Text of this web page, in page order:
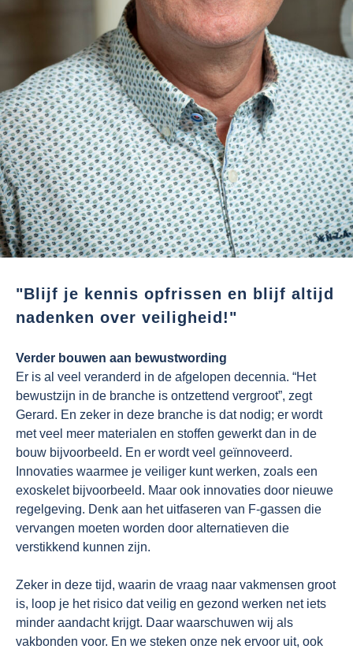
"Blijf je kennis opfrissen en blijf altijd
nadenken over veiligheid!"
Verder bouwen aan bewustwording
Er is al veel veranderd in de afgelopen decennia. “Het
bewustzijn in de branche is ontzettend vergroot”, zegt
Gerard. En zeker in deze branche is dat nodig; er wordt
met veel meer materialen en stoffen gewerkt dan in de
bouw bijvoorbeeld. En er wordt veel geïnnoveerd.
Innovaties waarmee je veiliger kunt werken, zoals een
exoskelet bijvoorbeeld. Maar ook innovaties door nieuwe
regelgeving. Denk aan het uitfaseren van F-gassen die
vervangen moeten worden door alternatieven die
verstikkend kunnen zijn.
Zeker in deze tijd, waarin de vraag naar vakmensen groot
is, loop je het risico dat veilig en gezond werken net iets
minder aandacht krijgt. Daar waarschuwen wij als
vakbonden voor. En we steken onze nek ervoor uit, ook